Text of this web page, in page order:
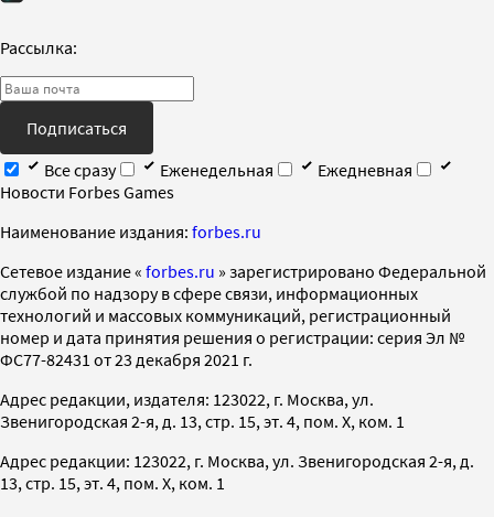
Рассылка:
Подписаться
Все сразу
Еженедельная
Ежедневная
Новости Forbes Games
Наименование издания: forbes.ru
Cетевое издание « forbes.ru » зарегистрировано Федеральной
службой по надзору в сфере связи, информационных
технологий и массовых коммуникаций, регистрационный
номер и дата принятия решения о регистрации: серия Эл №
ФС77-82431 от 23 декабря 2021 г.
Адрес редакции, издателя: 123022, г. Москва, ул.
Звенигородская 2-я, д. 13, стр. 15, эт. 4, пом. X, ком. 1
Адрес редакции: 123022, г. Москва, ул. Звенигородская 2-я, д.
13, стр. 15, эт. 4, пом. X, ком. 1